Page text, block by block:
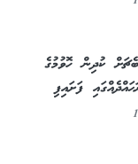
4 ވަނަ ބެޗަށް ކުދިން ހޮވުމުގެ